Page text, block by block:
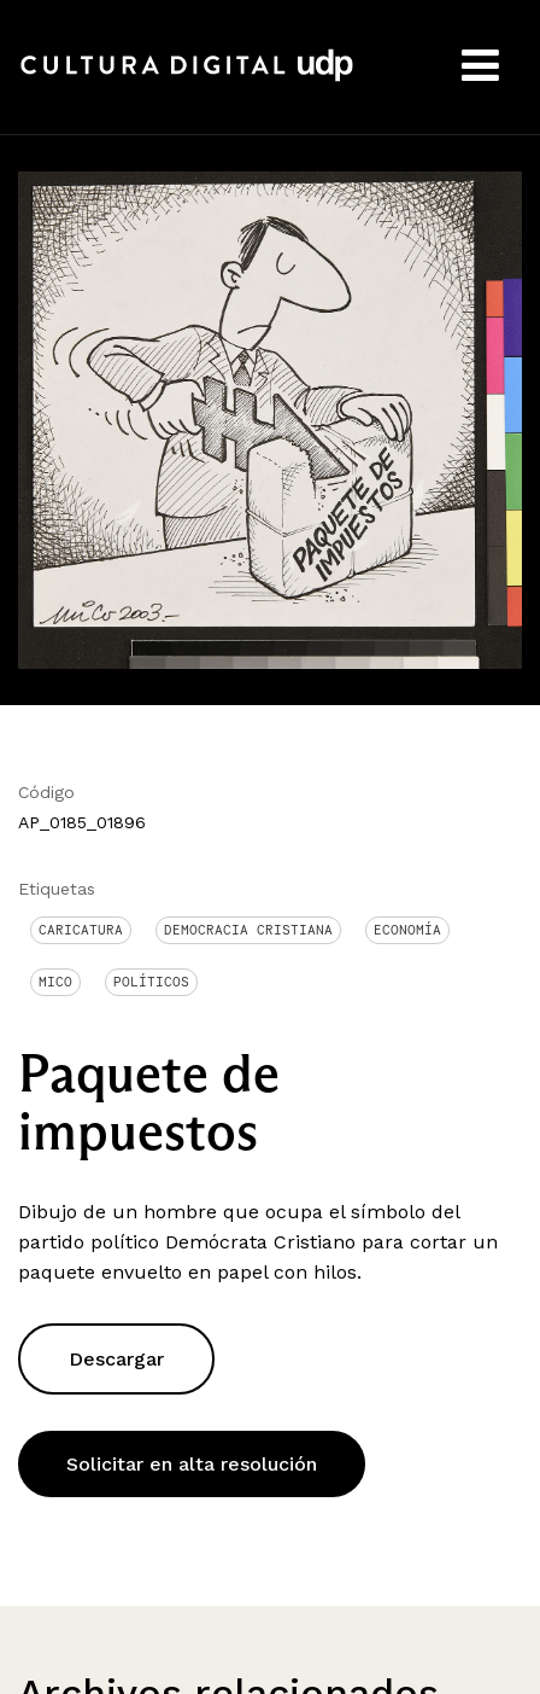
Código
AP_0185_01896
Etiquetas
CARICATURA DEMOCRACIA CRISTIANA ECONOMÍA
MICO POLÍTICOS
Paquete de
impuestos
Dibujo de un hombre que ocupa el símbolo del
partido político Demócrata Cristiano para cortar un
paquete envuelto en papel con hilos.
Descargar
Solicitar en alta resolución